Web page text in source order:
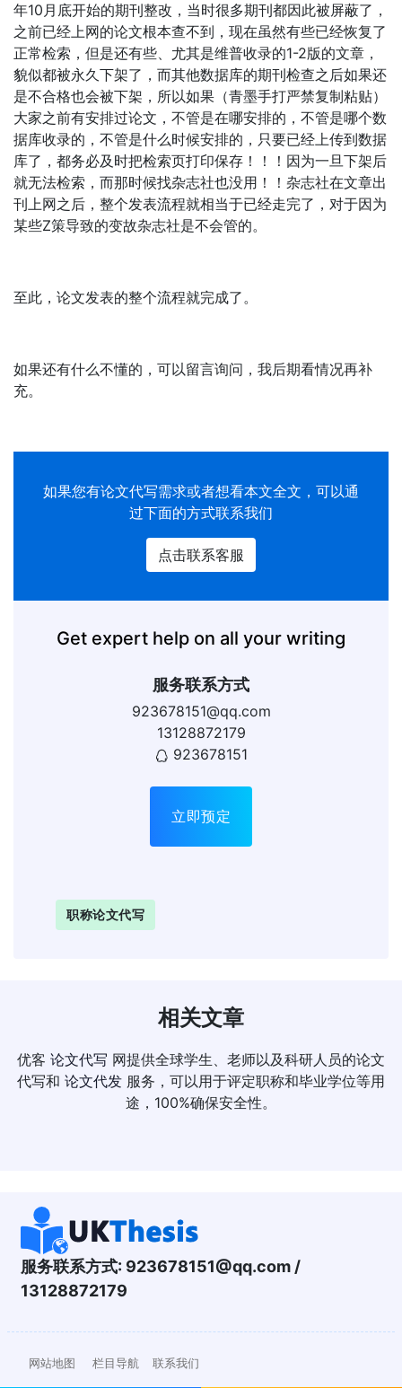
年10月底开始的期刊整改，当时很多期刊都因此被屏蔽了，
之前已经上网的论文根本查不到，现在虽然有些已经恢复了
正常检索，但是还有些、尤其是维普收录的1-2版的文章，
貌似都被永久下架了，而其他数据库的期刊检查之后如果还
是不合格也会被下架，所以如果（青墨手打严禁复制粘贴）
大家之前有安排过论文，不管是在哪安排的，不管是哪个数
据库收录的，不管是什么时候安排的，只要已经上传到数据
库了，都务必及时把检索页打印保存！！！因为一旦下架后
就无法检索，而那时候找杂志社也没用！！杂志社在文章出
刊上网之后，整个发表流程就相当于已经走完了，对于因为
某些Z策导致的变故杂志社是不会管的。
至此，论文发表的整个流程就完成了。
如果还有什么不懂的，可以留言询问，我后期看情况再补
充。
如果您有论文代写需求或者想看本文全文，可以通
过下面的方式联系我们
点击联系客服
Get expert help on all your writing
服务联系方式
923678151@qq.com
13128872179
923678151
立即预定
职称论文代写
相关文章
优客 论文代写 网提供全球学生、老师以及科研人员的论文
代写和 论文代发 服务，可以用于评定职称和毕业学位等用
途，100%确保安全性。
服务联系方式: 923678151@qq.com/
13128872179
网站地图 栏目导航 联系我们